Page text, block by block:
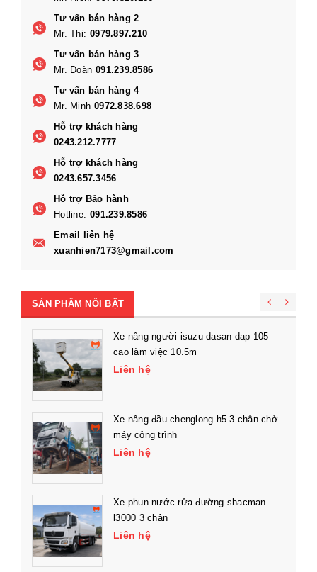
Tư vấn bán hàng 2
Mr. Thi: 0979.897.210
Tư vấn bán hàng 3
Mr. Đoàn 091.239.8586
Tư vấn bán hàng 4
Mr. Minh 0972.838.698
Hỗ trợ khách hàng
0243.212.7777
Hỗ trợ khách hàng
0243.657.3456
Hỗ trợ Bảo hành
Hotline: 091.239.8586
Email liên hệ
xuanhien7173@gmail.com
SẢN PHẨM NỔI BẬT
Xe nâng người isuzu dasan dap 105
cao làm việc 10.5m
Liên hệ
Xe nâng đầu chenglong h5 3 chân chở
máy công trình
Liên hệ
Xe phun nước rửa đường shacman
l3000 3 chân
Liên hệ